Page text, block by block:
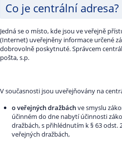
Co je centrální adresa?
Jedná se o místo, kde jsou ve veřejně
(Internet) uveřejněny informace určené
dobrovolně poskytnuté. Správcem
pošta, s.p.
V současnosti jsou uveřejňovány na
o veřejných dražbáchve smyslu
účinném do dne nabytí účinnosti
dražbách, s přihlédnutím k § 63 odst.
veřejných dražbách,